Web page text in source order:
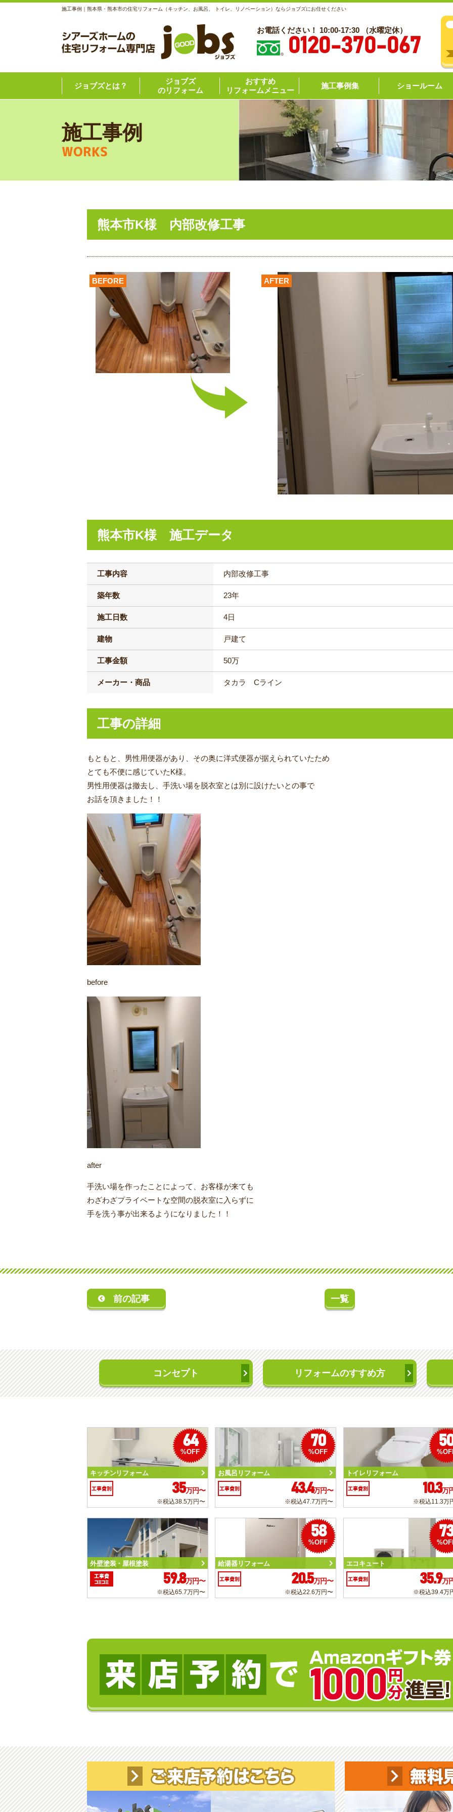
施工事例｜熊本県・熊本市の住宅リフォーム（キッチン、お風呂、 トイレ、リノベーション）ならジョブズにお任せください
お電話ください！ 10:00-17:30 （水曜定休）
0120-370-067
ジョブズとは？
ジョブズ
のリフォーム
おすすめ
リフォームメニュー
施工事例集 ショールーム
施工事例
WORKS
熊本市K様 内部改修工事
AFTER
BEFORE
熊本市K様 施工データ
工事内容 内部改修工事
築年数 23年
施工日数 4日
建物 戸建て
工事金額 50万
メーカー・商品 タカラ Cライン
工事の詳細
もともと、男性用便器があり、その奥に洋式便器が据えられていたため
とても不便に感じていたK様。
男性用便器は撤去し、手洗い場を脱衣室とは別に設けたいとの事で
お話を頂きました！！
before
after
手洗い場を作ったことによって、お客様が来ても
わざわざプライベートな空間の脱衣室に入らずに
手を洗う事が出来るようになりました！！
前の記事 一覧
コンセプト リフォームのすすめ方
64
%OFF
キッチンリフォーム
工事費別 35万円〜
※税込38.5万円〜
70
%OFF
お風呂リフォーム
工事費別 43.4万円〜
※税込47.7万円〜
トイレリフォーム
工事費別 10.3万
※税込11.3万
外壁塗装・屋根塗装
工事費
コミコミ
59.8万円〜
※税込65.7万円〜
58
%OFF
給湯器リフォーム
工事費別 20.5万円〜
※税込22.6万円〜
エコキュート
工事費別 35.9万
※税込39.4万